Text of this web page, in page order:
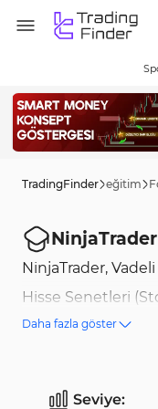
TradingFinder eğitim
NinjaTrader,
Hisse Senetleri
yatırımcılar için
Daha fazla göster
Seviye: